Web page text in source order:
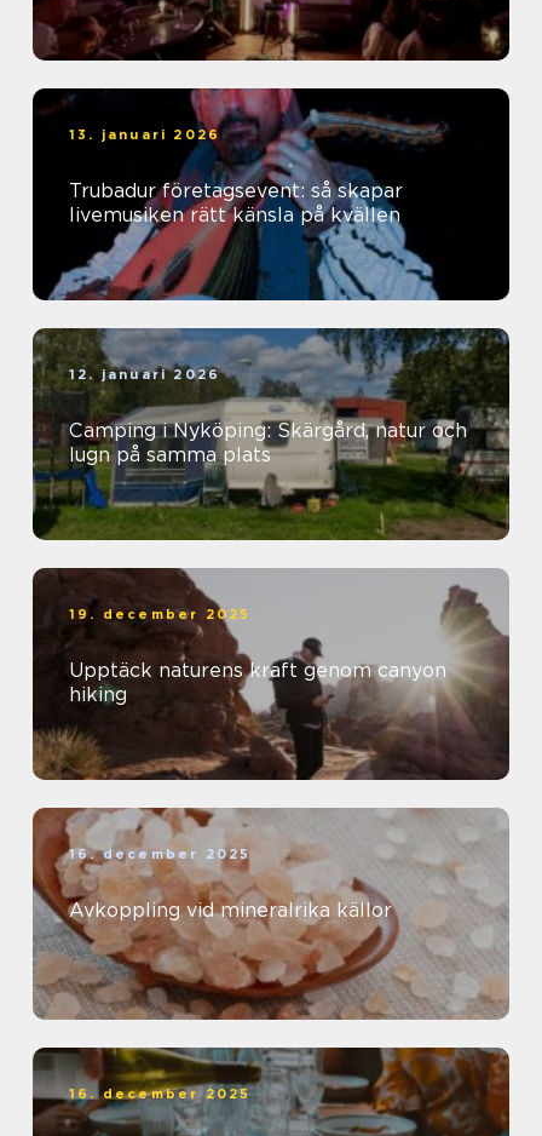
13. januari 2026
Trubadur företagsevent: så skapar
livemusiken rätt känsla på kvällen
12. januari 2026
Camping i Nyköping: Skärgård, natur och
lugn på samma plats
19. december 2025
Upptäck naturens kraft genom canyon
hiking
16. december 2025
Avkoppling vid mineralrika källor
16. december 2025